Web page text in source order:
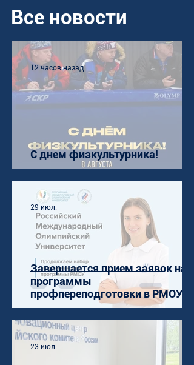
Все новости
С днем физкультурника!
12 часов назад
Завершается прием заявок на
программы
профпереподготовки в РМОУ
29 июл.
23 июл.